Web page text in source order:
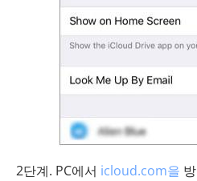
2단계. PC에서 icloud.com을